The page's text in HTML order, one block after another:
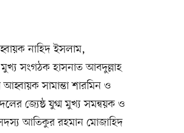
নাহিদ ইসলাম,
সংগঠক হাসনাত আবদুল্লাহ
সামান্তা শারমিন ও
জ্যেষ্ঠ যুগ্ম মুখ্য সমন্বয়ক ও
আতিকুর রহমান মোজাহিদ